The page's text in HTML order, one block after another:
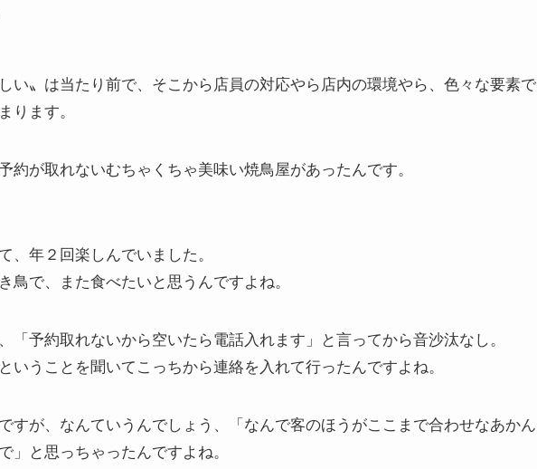
い〟は当たり前で、そこから店員の対応やら店内の環境やら、色々な要素で
ります。
約が取れないむちゃくちゃ美味い焼鳥屋があったんです。
、年２回楽しんでいました。
鳥で、また食べたいと思うんですよね。
「予約取れないから空いたら電話入れます」と言ってから音沙汰なし。
いうことを聞いてこっちから連絡を入れて行ったんですよね。
すが、なんていうんでしょう、「なんで客のほうがここまで合わせなあかん
」と思っちゃったんですよね。